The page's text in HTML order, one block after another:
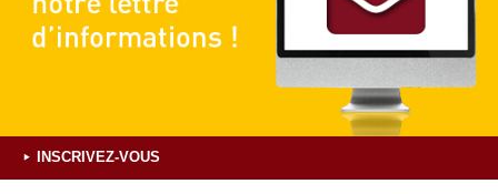
INSCRIVEZ-VOUS